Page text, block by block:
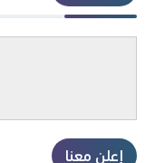
إعلن معنا